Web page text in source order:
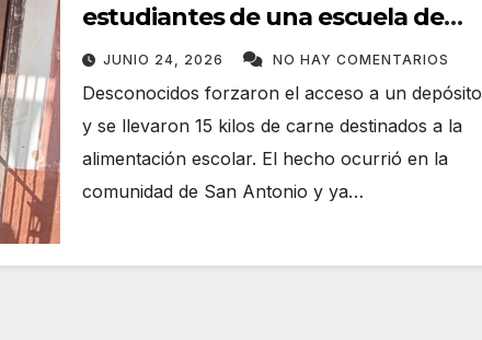
estudiantes de una escuela de
Belén
JUNIO 24, 2026 NO HAY COMENTARIOS
Desconocidos forzaron el acceso a un depósito
y se llevaron 15 kilos de carne destinados a la
alimentación escolar. El hecho ocurrió en la
comunidad de San Antonio y ya…